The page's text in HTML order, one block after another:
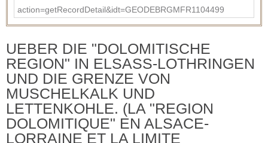
action=getRecordDetail&idt=GEODEBRGMFR1104499
UEBER DIE "DOLOMITISCHE
REGION" IN ELSASS-LOTHRINGEN
UND DIE GRENZE VON
MUSCHELKALK UND
LETTENKOHLE. (LA "REGION
DOLOMITIQUE" EN ALSACE-
LORRAINE ET LA LIMITE